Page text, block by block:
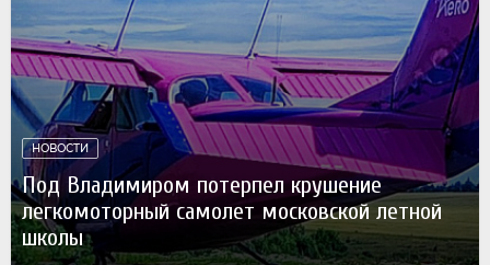
НОВОСТИ
Под Владимиром потерпел крушение
легкомоторный самолет московской летной
школы